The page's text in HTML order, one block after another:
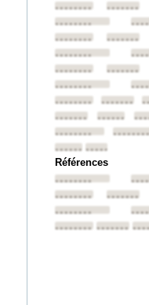
•••••••• ••••••••
••••••••
••••••••
••••••••
••••••••
••••••••
••••••••
••••••••
••••••••
••••••••
••••••••
••••••••
••••••••
••••••••••••••••
Références
••••••••
••••••••
••••••••
••••••••
•••••••• ••••••••